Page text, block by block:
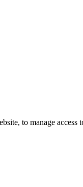
to manage